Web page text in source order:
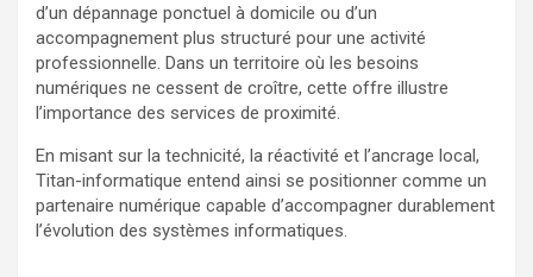
d’un dépannage ponctuel à domicile ou d’un
accompagnement plus structuré pour une activité
professionnelle. Dans un territoire où les besoins
numériques ne cessent de croître, cette offre illustre
l’importance des services de proximité.
En misant sur la technicité, la réactivité et l’ancrage local,
Titan-informatique entend ainsi se positionner comme un
partenaire numérique capable d’accompagner durablement
l’évolution des systèmes informatiques.